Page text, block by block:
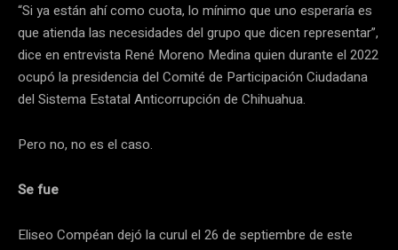
“Si ya están ahí como cuota, lo mínimo que uno esperaría es
que atienda las necesidades del grupo que dicen representar”,
dice en entrevista René Moreno Medina quien durante el 2022
ocupó la presidencia del Comité de Participación Ciudadana
del Sistema Estatal Anticorrupción de Chihuahua.
Pero no, no es el caso.
Se fue
Eliseo Compéan dejó la curul el 26 de septiembre de este